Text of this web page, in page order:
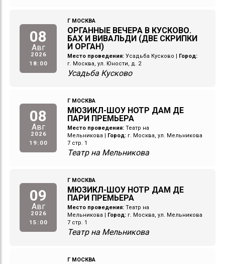
08
Авг
2026
18:00
Г МОСКВА
ОРГАННЫЕ ВЕЧЕРА В КУСКОВО.
БАХ И ВИВАЛЬДИ (ДВЕ СКРИПКИ
И ОРГАН)
Место проведения: Усадьба Кусково
Город:
г. Москва, ул. Юности, д. 2
Усадьба Кусково
08
Авг
2026
19:00
Г МОСКВА
МЮЗИКЛ-ШОУ НОТР ДАМ ДЕ
ПАРИ ПРЕМЬЕРА
Место проведения: Театр на
Мельникова
Город: г. Москва, ул. Мельникова
7 стр. 1
Театр на Мельникова
09
Авг
2026
15:00
Г МОСКВА
МЮЗИКЛ-ШОУ НОТР ДАМ ДЕ
ПАРИ ПРЕМЬЕРА
Место проведения: Театр на
Мельникова
Город: г. Москва, ул. Мельникова
7 стр. 1
Театр на Мельникова
Г МОСКВА